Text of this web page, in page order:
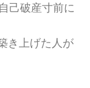
己破産寸前に
き上げた人が